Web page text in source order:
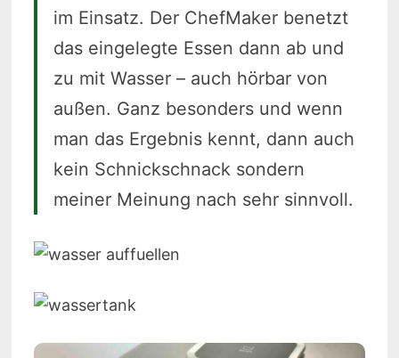
im Einsatz. Der ChefMaker benetzt
das eingelegte Essen dann ab und
zu mit Wasser – auch hörbar von
außen. Ganz besonders und wenn
man das Ergebnis kennt, dann auch
kein Schnickschnack sondern
meiner Meinung nach sehr sinnvoll.